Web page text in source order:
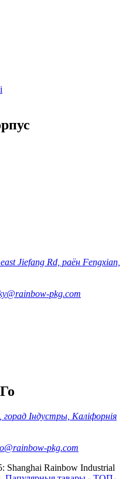
Jiefang Rd, раён Fengxian,
pkg.com
горад Індустры, Каліфорнія
pkg.com
Shanghai Rainbow Industrial